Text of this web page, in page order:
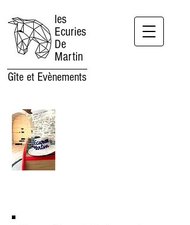
les
Ecuries
De
Martin
Gîte et Evènements